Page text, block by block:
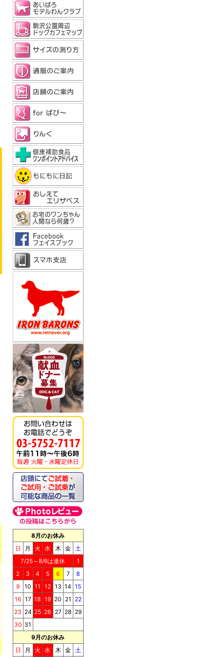
8月のお休み
日
月 火 水 木 金 土
7/25～8/6は連休
1
2
3 4 5 6 7
8
9
10 11 12 13 14 15
16 17 18 19 20 21
22
23 24 25 26 27 28 29
30 31
9月のお休み
日
月 火 水 木 金 土
《キッチンドッグ！》モ
ンデリ
《キッチンドッグ！》ブ
リス（至福のケーキ）
《キッチンドッグ！》シ
ョコラッティ（至福のケ
ーキ）